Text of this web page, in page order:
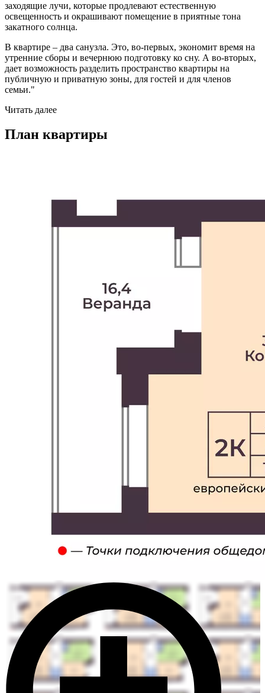
заходящие лучи, которые продлевают естественную
освещенность и окрашивают помещение в приятные тона
закатного солнца.
В квартире – два санузла. Это, во-первых, экономит время на
утренние сборы и вечернюю подготовку ко сну. А во-вторых,
дает возможность разделить пространство квартиры на
публичную и приватную зоны, для гостей и для членов
семьи."
Читать далее
План квартиры